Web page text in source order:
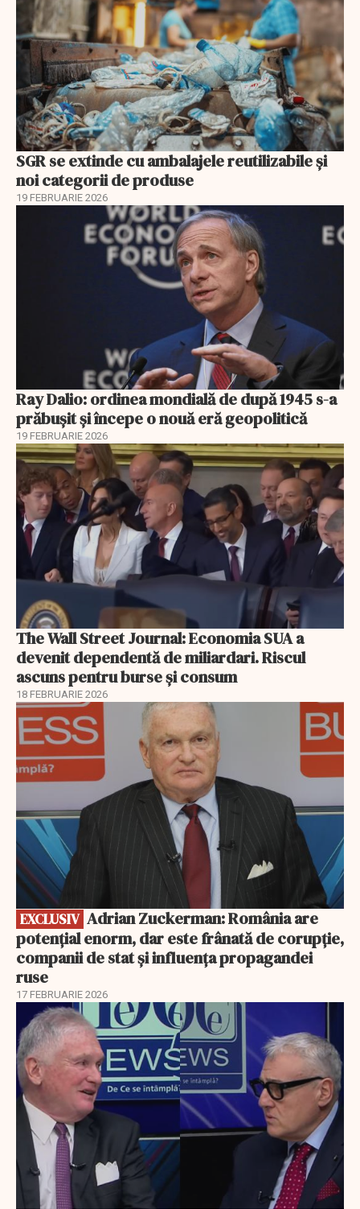
SGR se extinde cu ambalajele reutilizabile și
noi categorii de produse
19 FEBRUARIE 2026
Ray Dalio: ordinea mondială de după 1945 s-a
prăbușit și începe o nouă eră geopolitică
19 FEBRUARIE 2026
The Wall Street Journal: Economia SUA a
devenit dependentă de miliardari. Riscul
ascuns pentru burse și consum
18 FEBRUARIE 2026
EXCLUSIV
EXCLUSIV
potențial enorm, dar este frânată de corupție,
companii de stat și influența propagandei
ruse
17 FEBRUARIE 2026
EXCLUSIV